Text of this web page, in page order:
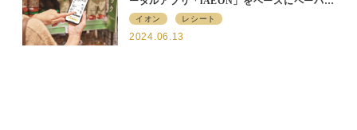
レス化を推進
イオン レシート
2024.06.13